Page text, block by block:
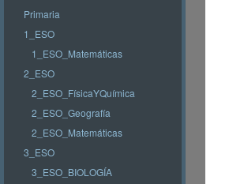
Primaria
1_ESO
1_ESO_Matemáticas
2_ESO
2_ESO_FísicaYQuímica
2_ESO_Geografía
2_ESO_Matemáticas
3_ESO
3_ESO_BIOLOGÍA